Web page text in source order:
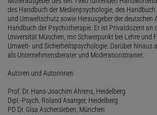
des Handbuch der Medienpsychologie, des
und Umweltschutz sowie Herausgeber der deutschen
Handbuch der Psychotherapie. Er ist Privatdozent an
Universität München, mit Schwerpunkt bei Lehre und
Umwelt- und Sicherheitspsychologie. Darüber hinaus
als Unternehmensberater und Moderationstrainer.
Autoren und Autorinnen
Prof. Dr. Hans-Joachim Ahrens, Heidelberg
Dipl.-Psych. Roland Asanger, Heidelberg
PD Dr. Gisa Aschersleben, München